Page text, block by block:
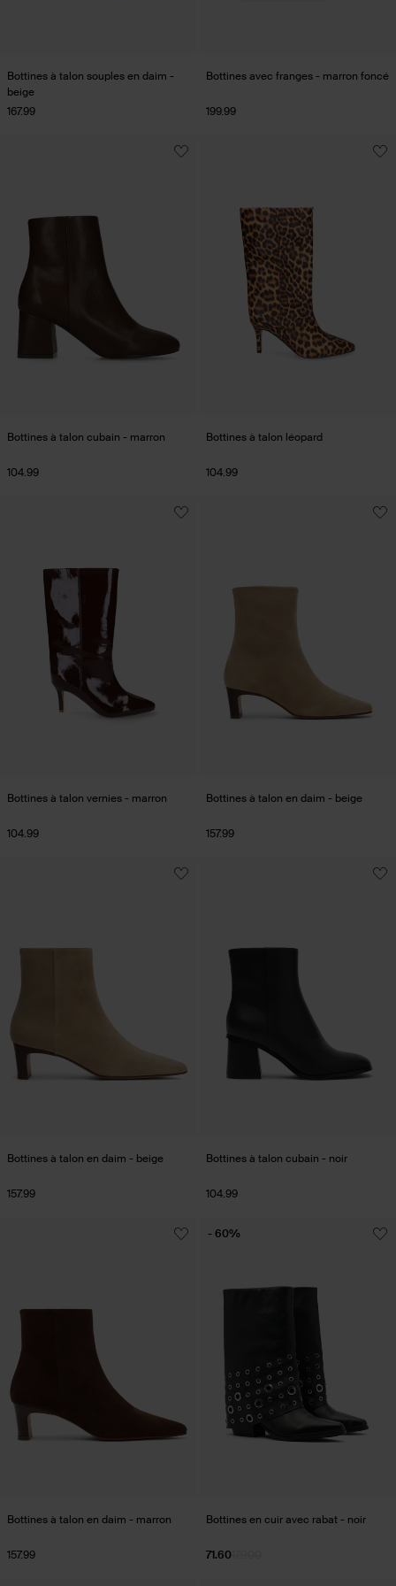
Bottines à talon souples en daim -
beige
167.99
Bottines avec franges - marron foncé
199.99
Bottines à talon cubain - marron
104.99
Bottines à talon léopard
104.99
Bottines à talon vernies - marron
104.99
Bottines à talon en daim - beige
157.99
Bottines à talon en daim - beige
157.99
Bottines à talon cubain - noir
104.99
Bottines à talon en daim - marron
157.99
Bottines en cuir avec rabat - noir
71.60
- 60%